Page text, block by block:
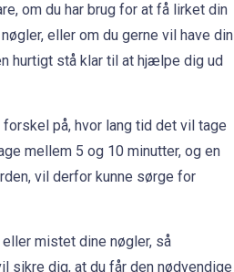
om du har brug for at få lirket din
eller om du gerne vil have din
hurtigt stå klar til at hjælpe dig ud
på, hvor lang tid det vil tage
mellem 5 og 10 minutter, og en
vil derfor kunne sørge for
mistet dine nøgler, så
sikre dig, at du får den nødvendige